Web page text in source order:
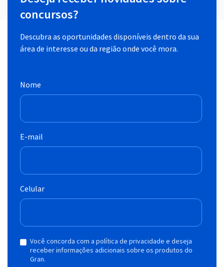
concursos?
Descubra as oportunidades disponíveis dentro da sua
área de interesse ou da região onde você mora.
Nome
E-mail
Celular
Você concorda com a política de privacidade e deseja
receber informações adicionais sobre os produtos do
Gran.